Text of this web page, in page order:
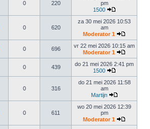
0 220
pm
1500
0 620
za 30 mei 2026 10:53
am
Moderator 1
0 696
vr 22 mei 2026 10:15 am
Moderator 1
0 439
do 21 mei 2026 2:41 pm
1500
0 316
do 21 mei 2026 11:58
am
Martijn
0 611
wo 20 mei 2026 12:39
pm
Moderator 1